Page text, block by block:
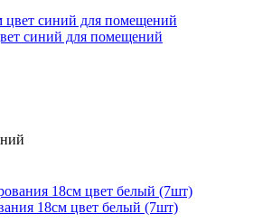
синий для помещений
18см цвет белый (7шт)